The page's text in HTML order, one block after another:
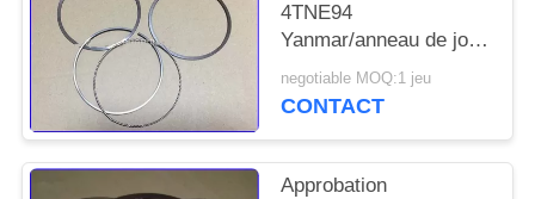
4TNE94
Yanmar/anneau de joint
de piston 129901 -
22050 longtemps
negotiable MOQ:1 jeu
CONTACT
Approbation